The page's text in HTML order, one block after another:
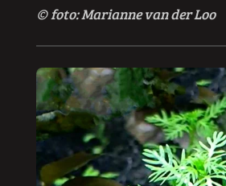
© foto: Marianne van der Loo